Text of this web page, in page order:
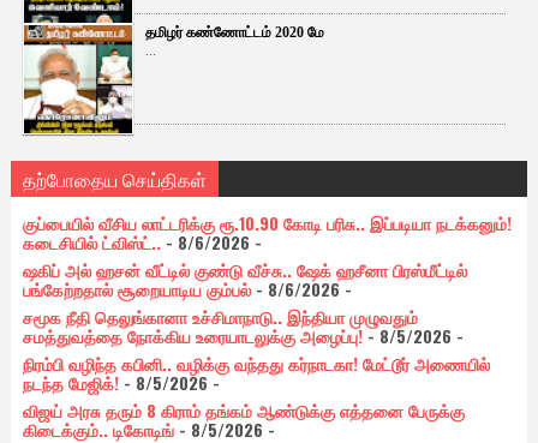
தமிழர் கண்ணோட்டம் 2020 மே
...
தற்போதைய செய்திகள்
குப்பையில் வீசிய லாட்டரிக்கு ரூ.10.90 கோடி பரிசு.. இப்படியா நடக்கனும்!
கடைசியில் ட்விஸ்ட்..- 8/6/2026 -
ஷகிப் அல் ஹசன் வீட்டில் குண்டு வீச்சு.. ஷேக் ஹசீனா பிரஸ்மீட்டில்
பங்கேற்றதால் சூறையாடிய கும்பல்- 8/6/2026-
சமூக நீதி தெலுங்கானா உச்சிமாநாடு.. இந்தியா முழுவதும்
சமத்துவத்தை நோக்கிய உரையாடலுக்கு அழைப்பு!- 8/5/2026 -
நிரம்பி வழிந்த கபினி.. வழிக்கு வந்தது கர்நாடகா! மேட்டூர் அணையில்
நடந்த மேஜிக்!- 8/5/2026 -
விஜய் அரசு தரும் 8 கிராம் தங்கம் ஆண்டுக்கு எத்தனை பேருக்கு
கிடைக்கும்.. டிகோடிங்- 8/5/2026 -